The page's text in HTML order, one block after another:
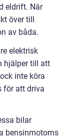
eldrift. När
över till
av båda.
elektrisk
hjälper till att
inte köra
för att driva
bilar
bensinmotorns